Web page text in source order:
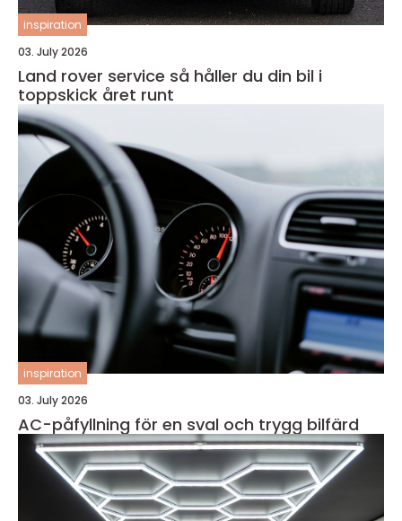
inspiration
03. July 2026
Land rover service så håller du din bil i
toppskick året runt
inspiration
03. July 2026
AC-påfyllning för en sval och trygg bilfärd